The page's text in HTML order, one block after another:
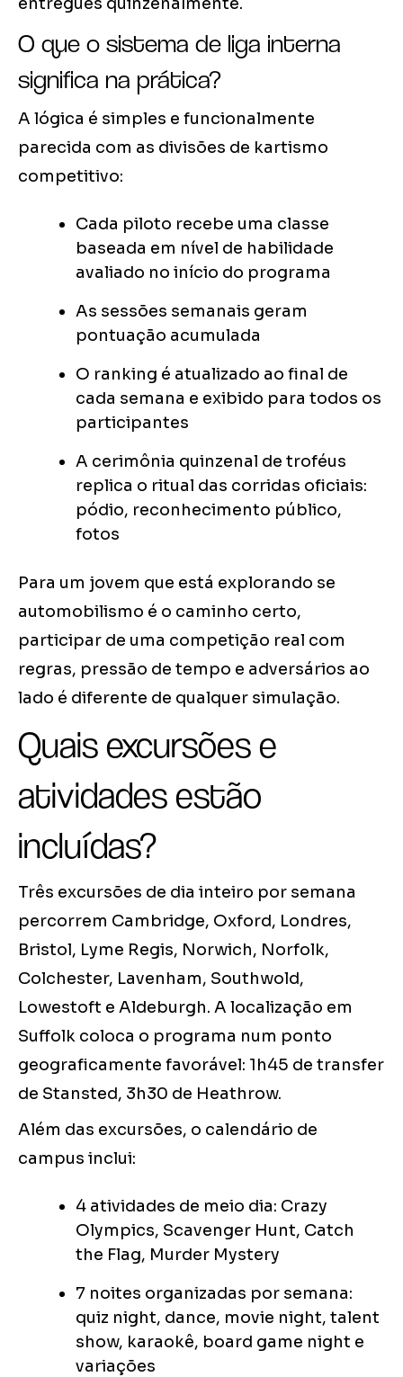
O que o sistema de liga interna
significa na prática?
A lógica é simples e funcionalmente
parecida com as divisões de kartismo
competitivo:
Cada piloto recebe uma classe
baseada em nível de habilidade
avaliado no início do programa
As sessões semanais geram
pontuação acumulada
O ranking é atualizado ao final de
cada semana e exibido para todos os
participantes
A cerimônia quinzenal de troféus
replica o ritual das corridas oficiais:
pódio, reconhecimento público,
fotos
Para um jovem que está explorando se
automobilismo é o caminho certo,
participar de uma competição real com
regras, pressão de tempo e adversários ao
lado é diferente de qualquer simulação.
Quais excursões e
atividades estão
incluídas?
Três excursões de dia inteiro por semana
percorrem Cambridge, Oxford, Londres,
Bristol, Lyme Regis, Norwich, Norfolk,
Colchester, Lavenham, Southwold,
Lowestoft e Aldeburgh. A localização em
Suffolk coloca o programa num ponto
geograficamente favorável: 1h45 de transfer
de Stansted, 3h30 de Heathrow.
Além das excursões, o calendário de
campus inclui:
4 atividades de meio dia: Crazy
Olympics, Scavenger Hunt, Catch
the Flag, Murder Mystery
7 noites organizadas por semana:
quiz night, dance, movie night, talent
show, karaokê, board game night e
variações